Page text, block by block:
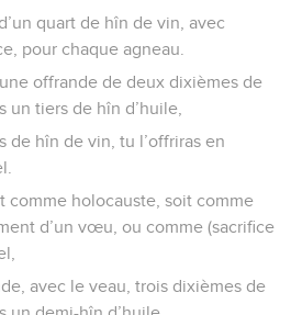
quart de hîn de vin, avec
pour chaque agneau.
offrande de deux dixièmes de
un tiers de hîn d’huile,
de hîn de vin, tu l’offriras en
comme holocauste, soit comme
d’un vœu, ou comme (sacrifice
avec le veau, trois dixièmes de